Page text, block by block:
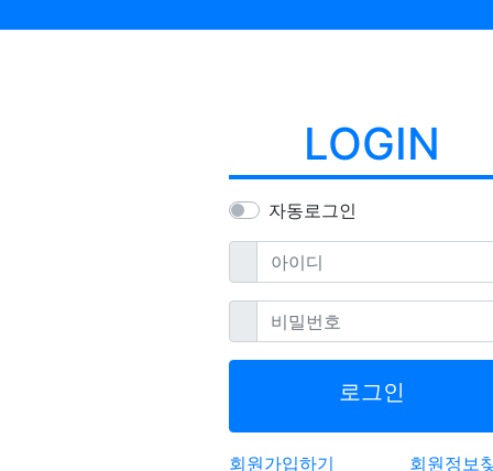
LOGIN
자동로그인
아이디필수
비밀번호필수
로그인
회원가입하기 회원정보